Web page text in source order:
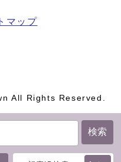
検索
マップ
All Rights Reserved.